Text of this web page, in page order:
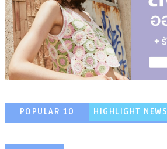
POPULAR 10 HIGHLIGHT NEWS